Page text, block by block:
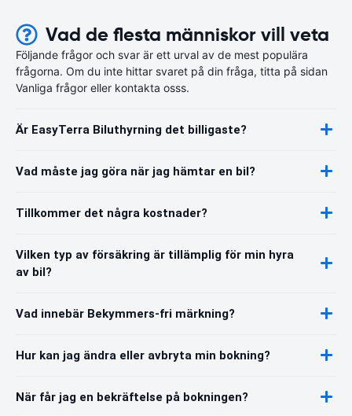
Vad de flesta människor vill veta
Följande frågor och svar är ett urval av de mest populära
frågorna. Om du inte hittar svaret på din fråga, titta på sidan
Vanliga frågor eller kontakta osss.
Är EasyTerra Biluthyrning det billigaste?
Vad måste jag göra när jag hämtar en bil?
Tillkommer det några kostnader?
Vilken typ av försäkring är tillämplig för min hyra
av bil?
Vad innebär Bekymmers-fri märkning?
Hur kan jag ändra eller avbryta min bokning?
När får jag en bekräftelse på bokningen?